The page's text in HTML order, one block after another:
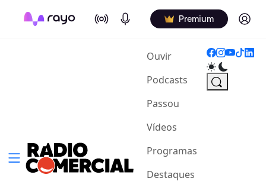
On Air Podcasts Premium Log in
Ouvir(current)
Podcasts
Passou
Vídeos
Programas
Destaques